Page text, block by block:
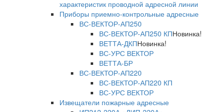
характеристик проводной адресной линии
Приборы приемно-контрольные адресные
ВС-ВЕКТОР-АП250
ВС-ВЕКТОР-АП250 КПНовинка!
ВЕТТА-ДКПНовинка!
ВС-УРС ВЕКТОР
ВЕТТА-БР
ВС-ВЕКТОР-АП220
ВС-ВЕКТОР-АП220 КП
ВС-УРС ВЕКТОР
Извещатели пожарные адресные